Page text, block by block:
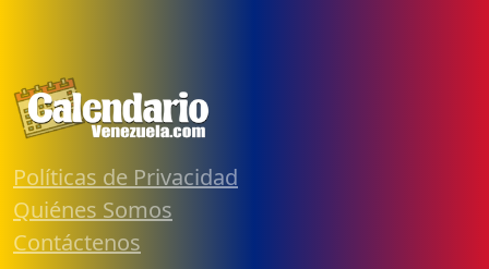
Políticas de Privacidad
Quiénes Somos
Contáctenos